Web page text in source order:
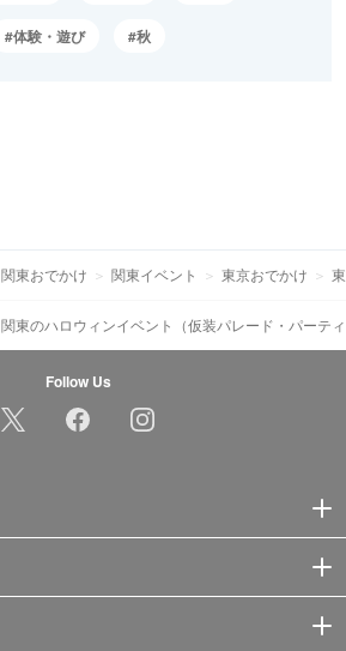
体験・遊び 秋
関東おでかけ 関東イベント 東京おでかけ
関東のハロウィンイベント（仮装パレード・パーテ
Follow Us